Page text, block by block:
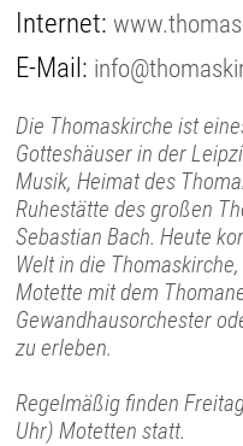
Internet:
E-Mail:
Die Thomaskirche ist
Gotteshäuser in der
Musik, Heimat des
Ruhestätte des großen
Sebastian Bach. Heute
Welt in die
Motette mit dem
Gewandhausorchester
zu erleben.
Regelmäßig finden
Uhr) Motetten statt.